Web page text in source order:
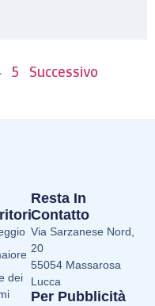
5 Successivo
dei
Resta In
Contatto
Via Sarzanese Nord,
20
55054 Massarosa
Lucca
Per Pubblicità